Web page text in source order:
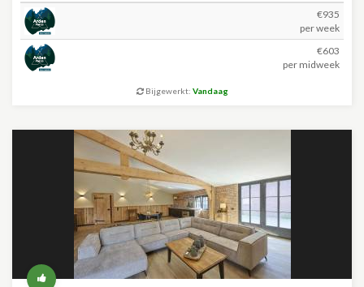
€935
per week
€603
per midweek
Bijgewerkt: Vandaag